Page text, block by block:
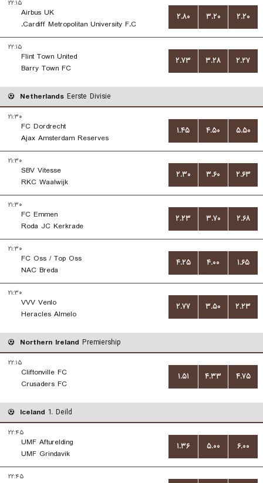
۲۲:۱۵
Airbus UK
Cardiff Metropolitan University F.C.
۲.۸۰ ۳.۲۰ ۲.۲۰
۲۲:۱۵
Flint Town United
Barry Town FC
۲.۷۳ ۳.۲۸ ۲.۲۷
Netherlands Eerste Divisie
۲۱:۳۰
FC Dordrecht
Ajax Amsterdam Reserves
۱.۴۵ ۴.۵۰ ۵.۵۰
۲۱:۳۰
SBV Vitesse
RKC Waalwijk
۲.۳۰ ۳.۶۰ ۲.۶۳
۲۱:۳۰
FC Emmen
Roda JC Kerkrade
۲.۲۳ ۳.۷۰ ۲.۶۸
۲۱:۳۰
FC Oss / Top Oss
NAC Breda
۴.۲۵ ۴.۰۰ ۱.۶۵
۲۱:۳۰
VVV Venlo
Heracles Almelo
۲.۷۷ ۳.۵۰ ۲.۲۳
Northern Ireland Premiership
۲۲:۱۵
Cliftonville FC
Crusaders FC
۱.۵۱ ۴.۳۳ ۴.۷۵
Iceland 1. Deild
۲۲:۴۵
UMF Afturelding
UMF Grindavik
۱.۳۶ ۵.۰۰ ۶.۰۰
۲۲:۴۵